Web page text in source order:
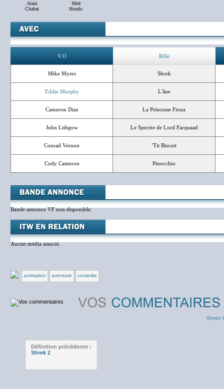
Alain
Chabat
Med
Hondo
V.O Rôle
Mike Myers Shrek
Eddie Murphy L'âne
Cameron Diaz La Princesse Fiona
John Lithgow Le Spectre de Lord Farquaad
Conrad Vernon 'Tit Biscuit
Cody Cameron Pinocchio
Bande annonce VF non disponible.
Aucun média associé.
animation aventure comedie
Soyez
Définition précédente :
Shrek 2